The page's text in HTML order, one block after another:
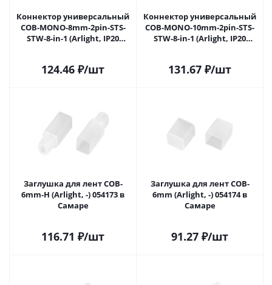
Коннектор универсальный
COB-MONO-8mm-2pin-STS-
STW-8-in-1 (Arlight, IP20
124.46 ₽/шт
Коннектор универсальный
COB-MONO-10mm-2pin-STS-
STW-8-in-1 (Arlight, IP20
131.67 ₽/шт
Заглушка для лент COB-
6mm-H (Arlight, -) 054173 в
Самаре
116.71 ₽/шт
Заглушка для лент COB-
6mm (Arlight, -) 054174 в
Самаре
91.27 ₽/шт